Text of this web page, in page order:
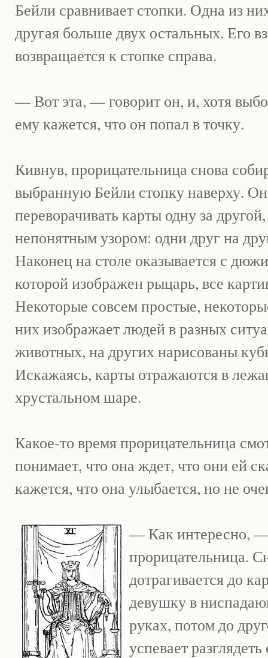
Бейли сравнивает стопки. Одна из
другая больше двух остальных. Его
возвращается к стопке справа.
— Вот эта, — говорит он, и, хотя
ему кажется, что он попал в точку.
Кивнув, прорицательница снова
выбранную Бейли стопку наверху.
переворачивать карты одну за
непонятным узором: одни друг на
Наконец на столе оказывается с
которой изображен рыцарь, все
Некоторые совсем простые,
них изображает людей в разных
животных, на других нарисованы
Искажаясь, карты отражаются в
хрустальном шаре.
Какое-то время прорицательница
понимает, что она ждет, что они ей
кажется, что она улыбается, но не
— Как интересно, —
прорицательница.
дотрагивается до
девушку в
руках, потом до
успевает